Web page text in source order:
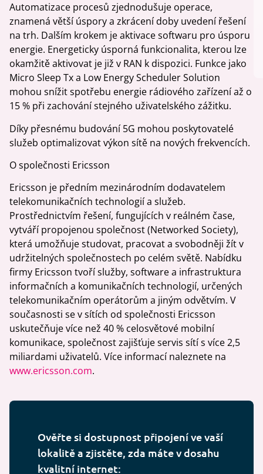
Automatizace procesů zjednodušuje operace,
znamená větší úspory a zkrácení doby uvedení řešení
na trh. Dalším krokem je aktivace softwaru pro úsporu
energie. Energeticky úsporná funkcionalita, kterou lze
okamžitě aktivovat je již v RAN k dispozici. Funkce jako
Micro Sleep Tx a Low Energy Scheduler Solution
mohou snížit spotřebu energie rádiového zařízení až o
15 % při zachování stejného uživatelského zážitku.
Díky přesnému budování 5G mohou poskytovatelé
služeb optimalizovat výkon sítě na nových frekvencích.
O společnosti Ericsson
Ericsson je předním mezinárodním dodavatelem
telekomunikačních technologií a služeb.
Prostřednictvím řešení, fungujících v reálném čase,
vytváří propojenou společnost (Networked Society),
která umožňuje studovat, pracovat a svobodněji žít v
udržitelných společnostech po celém světě. Nabídku
firmy Ericsson tvoří služby, software a infrastruktura
informačních a komunikačních technologií, určených
telekomunikačním operátorům a jiným odvětvím. V
současnosti se v sítích od společnosti Ericsson
uskutečňuje více než 40 % celosvětové mobilní
komunikace, společnost zajišťuje servis sítí s více 2,5
miliardami uživatelů. Více informací naleznete na
www.ericsson.com.
Ověřte si dostupnost připojení ve vaší
lokalitě a zjistěte, zda máte v dosahu
kvalitní internet: